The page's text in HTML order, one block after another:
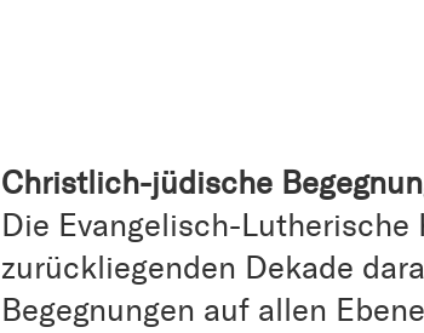
Christlich-jüdische
Die Evangelisch-
zurückliegenden Dekade
Begegnungen auf allen